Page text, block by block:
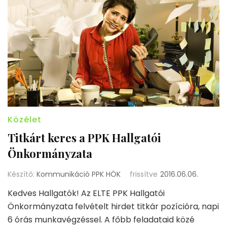
Közélet
Titkárt keres a PPK Hallgatói
Önkormányzata
Készítő: Kommunikáció PPK HÖK frissítve 2016.06.06.
Kedves Hallgatók! Az ELTE PPK Hallgatói
Önkormányzata felvételt hirdet titkár pozícióra, napi
6 órás munkavégzéssel. A főbb feladataid közé